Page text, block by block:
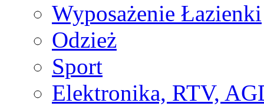
Wyposażenie Łazienki
Odzież
Sport
Elektronika, RTV,